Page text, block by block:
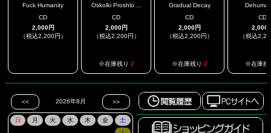
Fuck Humanity
CD
2,000円
（税込2,200円）
Oskolki Proshlo ...
CD
2,000円
（税込2,200円）
※在庫残り 2
Gradual Decay
CD
2,000円
（税込2,200円）
※在庫残り 2
CD
2,000
（税込
※在庫残